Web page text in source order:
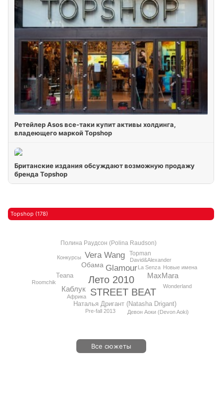
Ретейлер Asos все-таки купит активы холдинга,
владеющего маркой Topshop
Британские издания обсуждают возможную продажу
бренда Topshop
Topshop (178)
Лето 2010
STREET BEAT
Glamour
Vera Wang
MaxMara
Каблук
Обама
Наталья Дригант (Natasha Drigant)
Teana
Topman
Полина Раудсон (Polina Raudson)
La Senza
Pre-fall 2013
Roomchik
Wonderland
Африка
Конкурсы
Девон Аоки (Devon Aoki)
Новые имена
David&Alexander
Все сюжеты